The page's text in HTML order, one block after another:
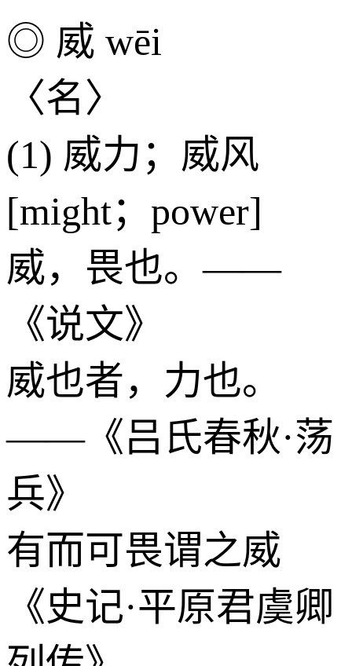
◎ 威 wēi
〈名〉
(1) 威力；威风
[might；power]
威，畏也。——
《说文》
威也者，力也。
——《吕氏春秋·荡
兵》
有而可畏谓之威
《史记·平原君虞卿